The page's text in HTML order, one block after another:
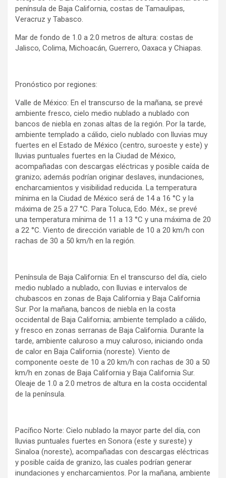
península de Baja California, costas de Tamaulipas,
Veracruz y Tabasco.
Mar de fondo de 1.0 a 2.0 metros de altura: costas de
Jalisco, Colima, Michoacán, Guerrero, Oaxaca y Chiapas.
Pronóstico por regiones:
Valle de México: En el transcurso de la mañana, se prevé
ambiente fresco, cielo medio nublado a nublado con
bancos de niebla en zonas altas de la región. Por la tarde,
ambiente templado a cálido, cielo nublado con lluvias muy
fuertes en el Estado de México (centro, suroeste y este) y
lluvias puntuales fuertes en la Ciudad de México,
acompañadas con descargas eléctricas y posible caída de
granizo; además podrían originar deslaves, inundaciones,
encharcamientos y visibilidad reducida. La temperatura
mínima en la Ciudad de México será de 14 a 16 °C y la
máxima de 25 a 27 °C. Para Toluca, Edo. Méx., se prevé
una temperatura mínima de 11 a 13 °C y una máxima de 20
a 22 °C. Viento de dirección variable de 10 a 20 km/h con
rachas de 30 a 50 km/h en la región.
Península de Baja California: En el transcurso del día, cielo
medio nublado a nublado, con lluvias e intervalos de
chubascos en zonas de Baja California y Baja California
Sur. Por la mañana, bancos de niebla en la costa
occidental de Baja California; ambiente templado a cálido,
y fresco en zonas serranas de Baja California. Durante la
tarde, ambiente caluroso a muy caluroso, iniciando onda
de calor en Baja California (noreste). Viento de
componente oeste de 10 a 20 km/h con rachas de 30 a 50
km/h en zonas de Baja California y Baja California Sur.
Oleaje de 1.0 a 2.0 metros de altura en la costa occidental
de la península.
Pacífico Norte: Cielo nublado la mayor parte del día, con
lluvias puntuales fuertes en Sonora (este y sureste) y
Sinaloa (noreste), acompañadas con descargas eléctricas
y posible caída de granizo, las cuales podrían generar
inundaciones y encharcamientos. Por la mañana, ambiente